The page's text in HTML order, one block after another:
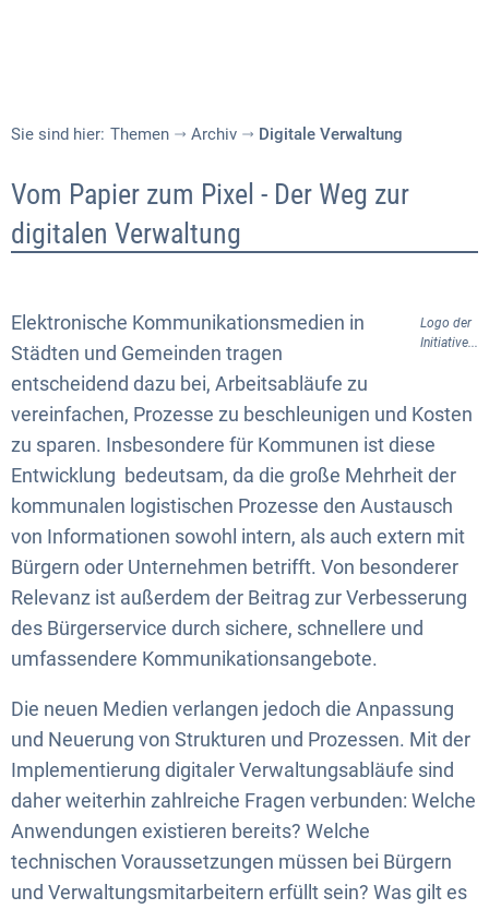
Sie sind hier: Themen Archiv Digitale Verwaltung
Digitale
Verwaltung
Vom Papier zum Pixel - Der Weg zur
digitalen Verwaltung
Logo der
Initiative...
Elektronische Kommunikationsmedien in
Städten und Gemeinden tragen
entscheidend dazu bei, Arbeitsabläufe zu
vereinfachen, Prozesse zu beschleunigen und Kosten
zu sparen. Insbesondere für Kommunen ist diese
Entwicklung bedeutsam, da die große Mehrheit der
kommunalen logistischen Prozesse den Austausch
von Informationen sowohl intern, als auch extern mit
Bürgern oder Unternehmen betrifft. Von besonderer
Relevanz ist außerdem der Beitrag zur Verbesserung
des Bürgerservice durch sichere, schnellere und
umfassendere Kommunikationsangebote.
Die neuen Medien verlangen jedoch die Anpassung
und Neuerung von Strukturen und Prozessen. Mit der
Implementierung digitaler Verwaltungsabläufe sind
daher weiterhin zahlreiche Fragen verbunden: Welche
Anwendungen existieren bereits? Welche
technischen Voraussetzungen müssen bei Bürgern
und Verwaltungsmitarbeitern erfüllt sein? Was gilt es